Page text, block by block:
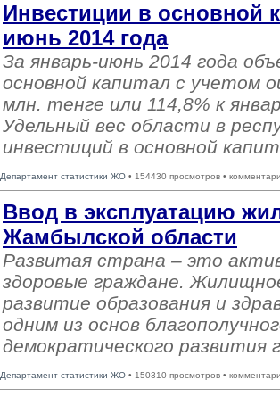
Инвестиции в основной
июнь 2014 года
За январь-июнь 2014 года
основной капитал с учетом
млн. тенге или 114,8% к
Удельный вес области в
инвестиций в основной
Департамент статистики ЖО • 154430 просмотров •
Ввод в эксплуатацию
Жамбылской области
Развитая страна – это
здоровые граждане.
развитие образования и
одним из основ
демократического развития
Департамент статистики ЖО • 150310 просмотров •